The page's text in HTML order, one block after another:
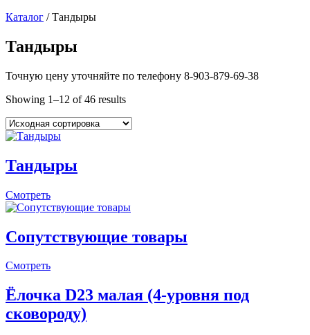
Каталог / Тандыры
Тандыры
Точную цену уточняйте по телефону 8-903-879-69-38
Showing 1–12 of 46 results
Тандыры
Смотреть
Сопутствующие товары
Смотреть
Ёлочка D23 малая (4-уровня под
сковороду)